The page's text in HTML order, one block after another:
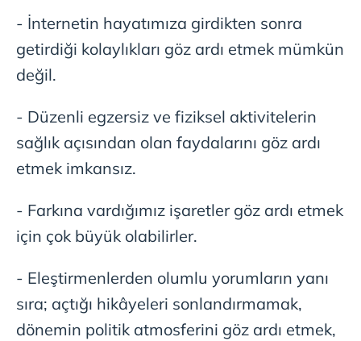
Çerezlere ilişkin tercihlerinizi aşağıda yer alan panel
vasıtasıyla belirleyebilirsiniz. Çerezlere ilişkin detaylı bilgi
için Ayarlar butonuna tıklayabilir,
6698 sayılı Kişisel Verilerin Korunması Kanunu uyarınca
hazırlanmış Aydınlatma Metnimizi okumak ve sitemizde
ilgili mevzuata uygun olarak kullanılan çerezlerle ilgili bilgi
- İnternetin hayatımıza girdikten sonra
getirdiği kolaylıkları göz ardı etmek mümkün
değil.
- Düzenli egzersiz ve fiziksel aktivitelerin
sağlık açısından olan faydalarını göz ardı
etmek imkansız.
- Farkına vardığımız işaretler göz ardı etmek
için çok büyük olabilirler.
- Eleştirmenlerden olumlu yorumların yanı
sıra; açtığı hikâyeleri sonlandırmamak,
dönemin politik atmosferini göz ardı etmek,